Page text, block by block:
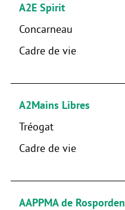
A2E Spirit
Concarneau
Cadre de vie
A2Mains Libres
Tréogat
Cadre de vie
AAPPMA de Rosporden